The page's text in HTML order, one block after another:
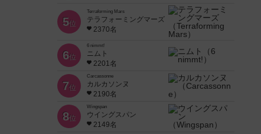
5位
Terraforming Mars
テラフォーミングマーズ
2370名
6位
6 nimmt!
ニムト
2201名
7位
Carcassonne
カルカソンヌ
2190名
8位
Wingspan
ウイングスパン
2149名